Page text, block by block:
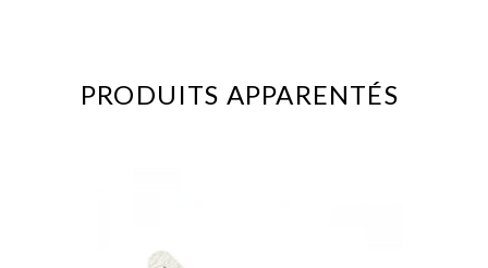
PRODUITS APPARENTÉS